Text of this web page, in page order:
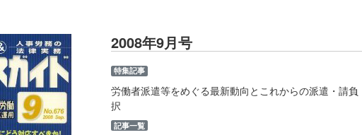
2008年9月号
特集記事
労働者派遣等をめぐる最新動向とこれからの派遣・請負
択
記事一覧